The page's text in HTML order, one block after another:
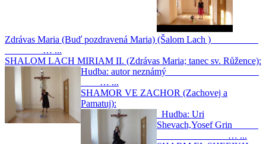
Zdrávas Maria (Buď pozdravená Maria) (Šalom Lach )
… ...
SHALOM LACH MIRIAM II. (Zdrávas Maria; tanec sv. Růžence):
Hudba: autor neznámý
… ...
SHAMOR VE ZACHOR (Zachovej a
Pamatuj):
Hudba: Uri
Shevach,Yosef Grin
… ...